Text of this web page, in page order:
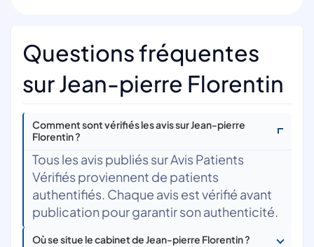
Questions fréquentes
sur Jean-pierre Florentin
Comment sont vérifiés les avis sur Jean-pierre
Florentin ?
Tous les avis publiés sur Avis Patients
Vérifiés proviennent de patients
authentifiés. Chaque avis est vérifié avant
publication pour garantir son authenticité.
Où se situe le cabinet de Jean-pierre Florentin ?